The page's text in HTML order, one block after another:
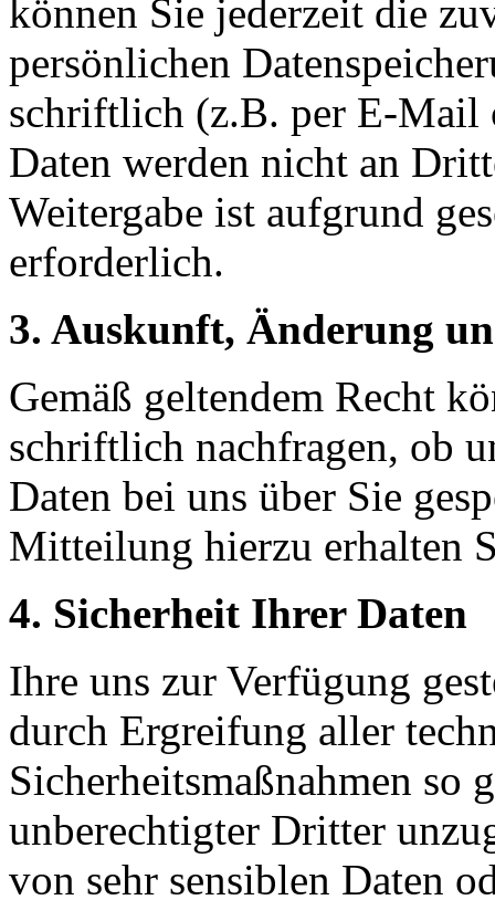
können Sie jederzeit die
persönlichen
schriftlich (z.B. per E-Mail
Daten werden nicht an
Weitergabe ist aufgrund
erforderlich.
3. Auskunft, Änderung
Gemäß geltendem Recht
schriftlich nachfragen, ob
Daten bei uns über Sie
Mitteilung hierzu erhalten
4. Sicherheit Ihrer Daten
Ihre uns zur Verfügung
durch Ergreifung aller
Sicherheitsmaßnahmen so
unberechtigter Dritter
von sehr sensiblen Daten